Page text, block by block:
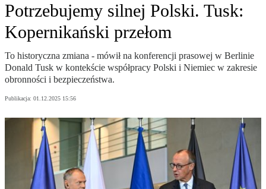
Potrzebujemy silnej Polski. Tusk:
Kopernikański przełom
To historyczna zmiana - mówił na konferencji prasowej w Berlinie
Donald Tusk w kontekście współpracy Polski i Niemiec w zakresie
obronności i bezpieczeństwa.
Publikacja: 01.12.2025 15:56